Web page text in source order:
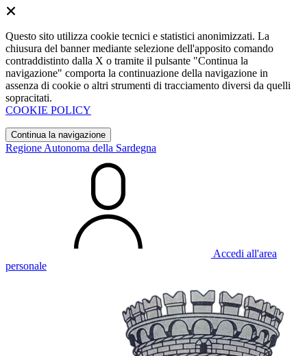
Questo sito utilizza cookie tecnici e statistici anonimizzati. La
chiusura del banner mediante selezione dell'apposito comando
contraddistinto dalla X o tramite il pulsante "Continua la
navigazione" comporta la continuazione della navigazione in
assenza di cookie o altri strumenti di tracciamento diversi da quelli
sopracitati.
COOKIE POLICY
Continua la navigazione
Regione Autonoma della Sardegna
Accedi all'area
personale